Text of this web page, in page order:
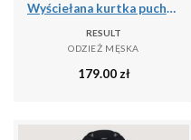
Wyściełana kurtka puchowa z recyklingu Result Black Compass
RESULT
ODZIEŻ MĘSKA
179.00 zł